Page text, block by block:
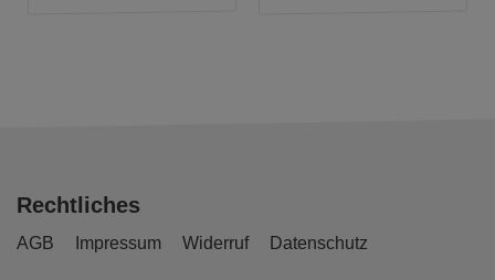
Rechtliches
AGB Impressum Widerruf Datenschutz